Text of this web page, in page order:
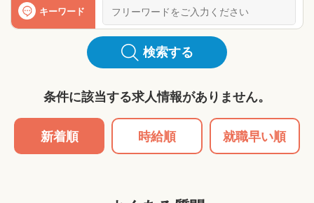
キーワード
検索する
条件に該当する求人情報がありません。
新着順 時給順 就職早い順